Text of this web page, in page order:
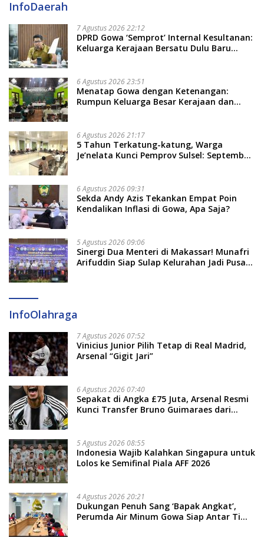
InfoDaerah
7 Agustus 2026 22:12
DPRD Gowa ‘Semprot’ Internal Kesultanan:
Keluarga Kerajaan Bersatu Dulu Baru
6 Agustus 2026 23:51
Menatap Gowa dengan Ketenangan:
Rumpun Keluarga Besar Kerajaan dan
Soal Adat dan Adab
6 Agustus 2026 21:17
5 Tahun Terkatung-katung, Warga
Je’nelata Kunci Pemprov Sulsel: September
6 Agustus 2026 09:31
Sekda Andy Azis Tekankan Empat Poin
Kendalikan Inflasi di Gowa, Apa Saja?
5 Agustus 2026 09:06
Sinergi Dua Menteri di Makassar! Munafri
Arifuddin Siap Sulap Kelurahan Jadi Pusat
InfoOlahraga
7 Agustus 2026 07:52
Vinicius Junior Pilih Tetap di Real Madrid,
Arsenal “Gigit Jari”
6 Agustus 2026 07:40
Sepakat di Angka £75 Juta, Arsenal Resmi
Kunci Transfer Bruno Guimaraes dari
5 Agustus 2026 08:55
Indonesia Wajib Kalahkan Singapura untuk
Lolos ke Semifinal Piala AFF 2026
4 Agustus 2026 20:21
Dukungan Penuh Sang ‘Bapak Angkat’,
Perumda Air Minum Gowa Siap Antar Tim